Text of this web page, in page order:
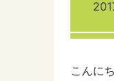
こんに